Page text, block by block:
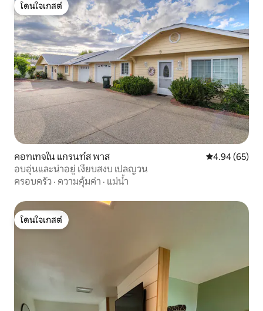
โดนใจเกสต์
โดนใจเกสต์
คอทเทจใน แกรนท์ส พาส คะแนนเฉลี่ย
4.94 (65)
อบอุ่นและน่าอยู่ เงียบสงบ เปลญวน
ครอบครัว · ความคุ้มค่า · แม่น้ำ
โดนใจเกสต์
โดนใจเกสต์